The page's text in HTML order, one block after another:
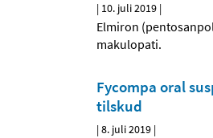
| 10. juli 2019 |
Elmiron
makulopati.
Fycompa oral
tilskud
|8. juli 2019 |